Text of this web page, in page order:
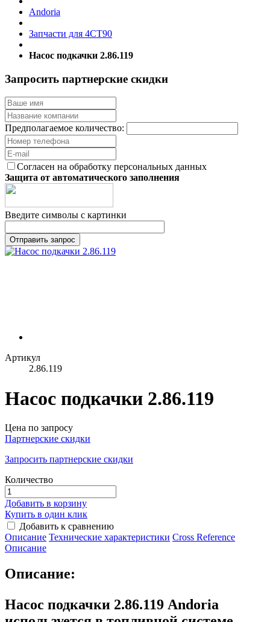
Andoria
Запчасти для 4CT90
Насос подкачки 2.86.119
Запросить партнерские скидки
Предполагаемое количество:
Согласен на обработку персональных данных
Защита от автоматического заполнения
Введите символы с картинки
Артикул
2.86.119
Насос подкачки 2.86.119
Цена по запросу
Партнерские скидки
Запросить партнерские скидки
Количество
Добавить в корзину
Купить в один клик
Добавить к сравнению
Описание Технические характеристики Сross Reference
Описание
Описание:
Насос подкачки 2.86.119 Andoria